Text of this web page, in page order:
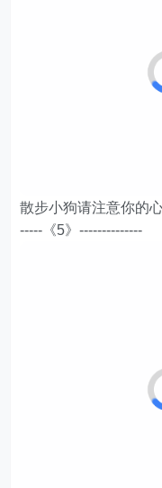
散步小狗请注意你的
-----《5》--------------